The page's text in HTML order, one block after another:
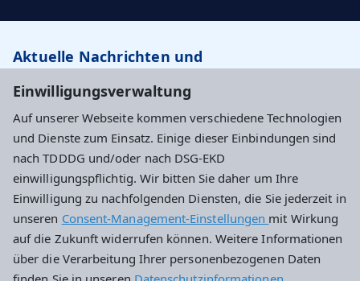
Einwilligungsverwaltung
Auf unserer Webseite kommen verschiedene Technologien
und Dienste zum Einsatz. Einige dieser Einbindungen sind
nach TDDDG und/oder nach DSG-EKD
einwilligungspflichtig. Wir bitten Sie daher um Ihre
Einwilligung zu nachfolgenden Diensten, die Sie jederzeit in
unseren Consent-Management-Einstellungen mit Wirkung
auf die Zukunft widerrufen können. Weitere Informationen
über die Verarbeitung Ihrer personenbezogenen Daten
Aktuelle Nachrichten und
Newsletter abonnieren
Evangelisches Dekanat Wiesbaden
Haus an der Marktkirche
Schlossplatz 4
65183 Wiesbaden